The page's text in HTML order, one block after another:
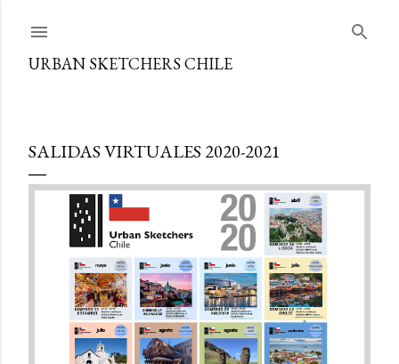
URBAN SKETCHERS CHILE
SALIDAS VIRTUALES 2020-2021